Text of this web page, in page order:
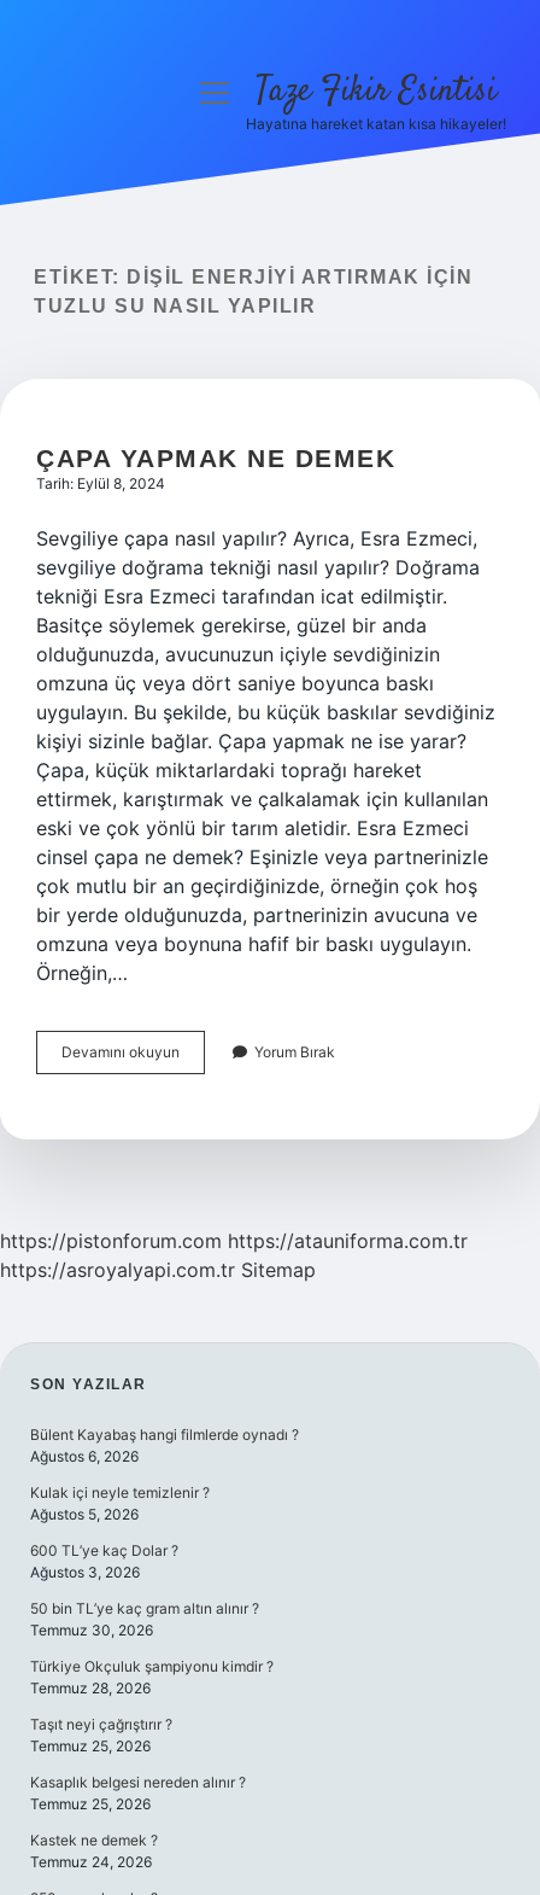
Yasal Uyarı
menüyüTaze Fikir Esintisi
Hayatına hareket katan kısa hikayeler!
ETIKET:
DIŞIL ENERJIYI ARTIRMAK IÇIN
TUZLU SU NASIL YAPILIR
ÇAPA YAPMAK NE DEMEK
Tarih: Eylül 8, 2024
Sevgiliye çapa nasıl yapılır? Ayrıca, Esra Ezmeci,
sevgiliye doğrama tekniği nasıl yapılır? Doğrama
tekniği Esra Ezmeci tarafından icat edilmiştir.
Basitçe söylemek gerekirse, güzel bir anda
olduğunuzda, avucunuzun içiyle sevdiğinizin
omzuna üç veya dört saniye boyunca baskı
uygulayın. Bu şekilde, bu küçük baskılar sevdiğiniz
kişiyi sizinle bağlar. Çapa yapmak ne ise yarar?
Çapa, küçük miktarlardaki toprağı hareket
ettirmek, karıştırmak ve çalkalamak için kullanılan
eski ve çok yönlü bir tarım aletidir. Esra Ezmeci
cinsel çapa ne demek? Eşinizle veya partnerinizle
çok mutlu bir an geçirdiğinizde, örneğin çok hoş
bir yerde olduğunuzda, partnerinizin avucuna ve
omzuna veya boynuna hafif bir baskı uygulayın.
Örneğin,…
Devamını okuyun
Yapmak
Yorum Bırak
https://pistonforum.com https://atauniforma.com.tr
https://asroyalyapi.com.tr Sitemap
SIDEBAR
SON YAZILAR
Bülent Kayabaş hangi filmlerde oynadı ?
Ağustos 6, 2026
Kulak içi neyle temizlenir ?
Ağustos 5, 2026
600 TL’ye kaç Dolar ?
Ağustos 3, 2026
50 bin TL’ye kaç gram altın alınır ?
Temmuz 30, 2026
Türkiye Okçuluk şampiyonu kimdir ?
Temmuz 28, 2026
Taşıt neyi çağrıştırır ?
Temmuz 25, 2026
Kasaplık belgesi nereden alınır ?
Temmuz 25, 2026
Kastek ne demek ?
Temmuz 24, 2026